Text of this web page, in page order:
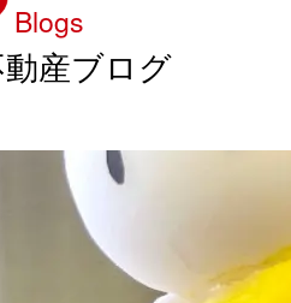
産ブログ
Blogs